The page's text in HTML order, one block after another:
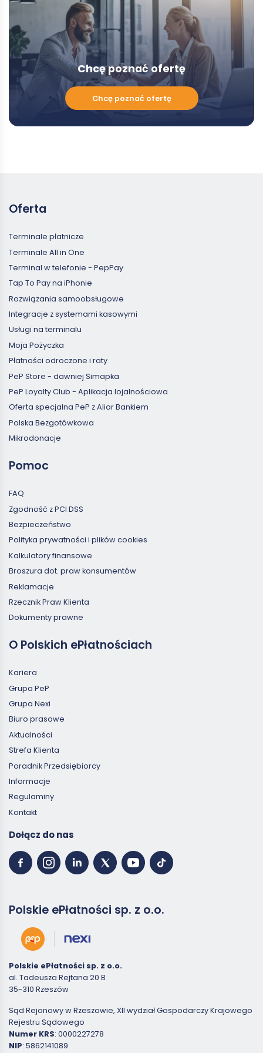
Chcę poznać ofertę
Chcę
Chcę poznać ofertę
Oferta
Terminale płatnicze
Terminale All in One
Terminal w telefonie - PepPay
Tap To Pay na iPhonie
Rozwiązania samoobsługowe
Integracje z systemami kasowymi
Usługi na terminalu
Moja Pożyczka
Płatności odroczone i raty
PeP Store - dawniej Simapka
PeP Loyalty Club - Aplikacja lojalnościowa
Oferta specjalna PeP z Alior Bankiem
Polska Bezgotówkowa
Mikrodonacje
Pomoc
FAQ
Zgodność z PCI DSS
Bezpieczeństwo
Polityka prywatności i plików cookies
Kalkulatory finansowe
Broszura dot. praw konsumentów
Reklamacje
Rzecznik Praw Klienta
Dokumenty prawne
O Polskich ePłatnościach
Kariera
Grupa PeP
Grupa Nexi
Biuro prasowe
Aktualności
Strefa Klienta
Poradnik Przedsiębiorcy
Informacje
Regulaminy
Kontakt
Dołącz do nas
Polskie ePłatności sp. z o.o.
Polskie ePłatności sp. z o.o.
al. Tadeusza Rejtana 20 B
35-310 Rzeszów
Sąd Rejonowy w Rzeszowie, XII wydział Gospodarczy Krajowego
Rejestru Sądowego
Numer KRS: 0000227278
NIP: 5862141089